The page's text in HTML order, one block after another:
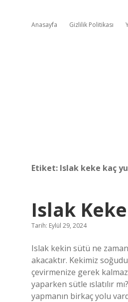
Anasayfa Gizlilik Politikası
Etiket: Islak keke kaç
Islak
Tarih: Eylül 29, 2024
Islak kekin sütü ne
akacaktır. Kekimiz
çevirmenize gerek
yaparken sütle ıslatılır
yapmanın birkaç yolu